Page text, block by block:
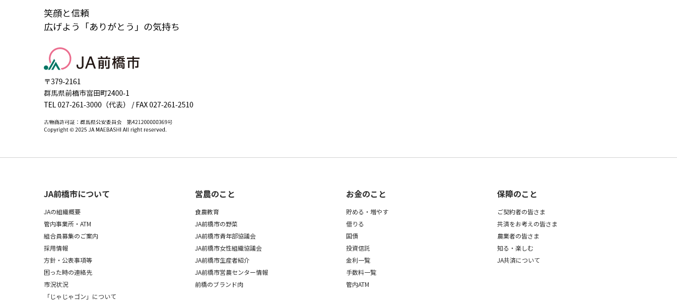
JA前橋市について
JAの組織概要
管内事業所・ATM
組合員募集のご案内
採用情報
方針・公表事項等
困った時の連絡先
市況状況
「じゃじゃゴン」について
営農のこと
食農教育
JA前橋市の野菜
JA前橋市青年部協議会
JA前橋市女性組織協議会
JA前橋市生産者紹介
JA前橋市営農センター情報
前橋のブランド肉
お金のこと
貯める・増やす
借りる
国債
投資信託
金利一覧
手数料一覧
管内ATM
保障のこと
ご契約者の皆さま
共済をお考えの皆さま
農業者の皆さま
知る・楽しむ
JA共済について